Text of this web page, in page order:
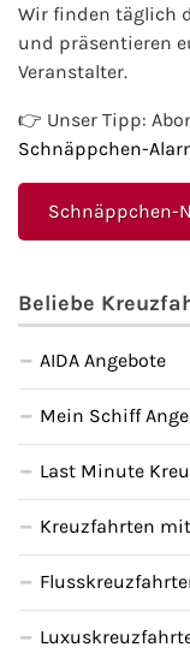
Wir finden täglich
und präsentieren
Veranstalter.
👉 Unser Tipp:
Schnäppchen-
Schnäppchen-
Beliebe
AIDA Angebote
Mein Schiff
Last Minute
Kreuzfahrten